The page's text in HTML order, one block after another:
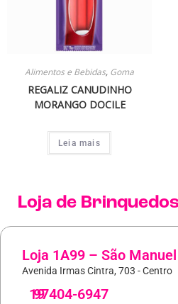
Alimentos e Bebidas, Goma
REGALIZ CANUDINHO
MORANGO DOCILE
Leia mais
Loja de
Loja 1A99 – São Manuel
Avenida Irmas Cintra, 703 - Centro
19
97404-6947